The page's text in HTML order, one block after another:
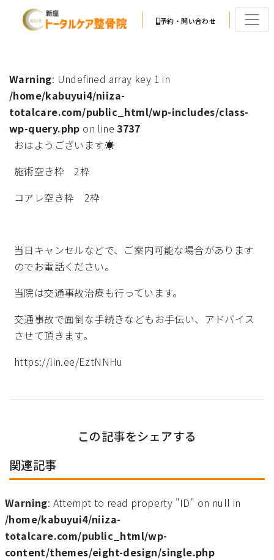
予約・問い合わせ
Warning: Undefined array key 1 in
/home/kabuyui4/niiza-
totalcare.com/public_html/wp-includes/class-
wp-query.php on line3737
おはようございます☀
施術空き枠 2枠
コアレ空き枠 2枠
当日キャンセルなどで、ご案内可能な場合があります
のでお電話ください。
当院は交通事故治療も行っています。
交通事故で面倒な手続きなどもお手伝い、アドバイス
させて頂きます。
https://lin.ee/EztNNHu
この記事をシェアする
関連記事
Warning: Attempt to read property "ID" on null in
/home/kabuyui4/niiza-
totalcare.com/public_html/wp-
content/themes/eight-design/single.php